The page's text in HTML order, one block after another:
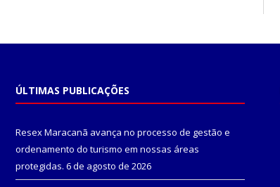
ÚLTIMAS PUBLICAÇÕES
Resex Maracanã avança no processo de gestão e
ordenamento do turismo em nossas áreas
protegidas. 6 de agosto de 2026